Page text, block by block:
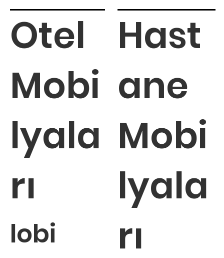
Otel
Mobi
lyala
rı
lobi
Hast
ane
Mobi
lyala
rı